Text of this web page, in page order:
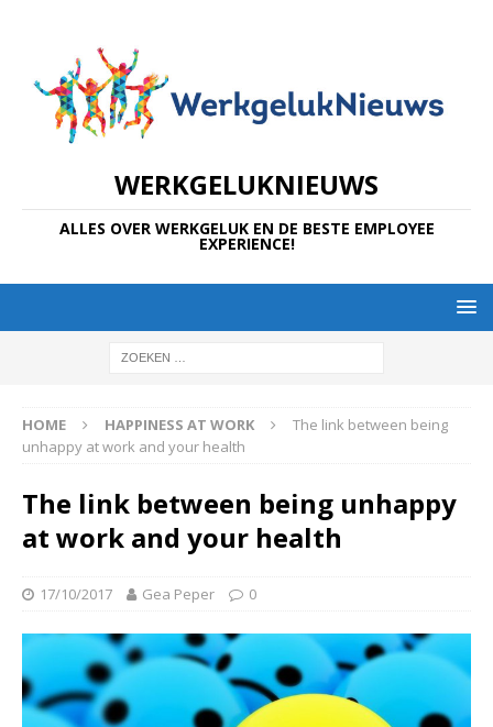
WERKGELUKNIEUWS
ALLES OVER WERKGELUK EN DE BESTE EMPLOYEE
EXPERIENCE!
HOME HAPPINESS AT WORK
The link between being
unhappy at work and your health
The link between being unhappy
at work and your health
17/10/2017 Gea Peper 0